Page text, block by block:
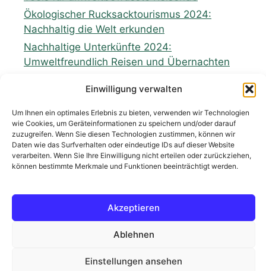
Einwilligung verwalten
Um Ihnen ein optimales Erlebnis zu bieten, verwenden wir Technologien
wie Cookies, um Geräteinformationen zu speichern und/oder darauf
zuzugreifen. Wenn Sie diesen Technologien zustimmen, können wir
Daten wie das Surfverhalten oder eindeutige IDs auf dieser Website
verarbeiten. Wenn Sie Ihre Einwilligung nicht erteilen oder zurückziehen,
können bestimmte Merkmale und Funktionen beeinträchtigt werden.
Akzeptieren
Ablehnen
Einstellungen ansehen
Ökologischer Rucksacktourismus 2024:
Nachhaltig die Welt erkunden
Nachhaltige Unterkünfte 2024:
Umweltfreundlich Reisen und Übernachten
und Möglichkeiten für eine grünere
Tourismusindustrie
Es sind keine Kommentare vorhanden.